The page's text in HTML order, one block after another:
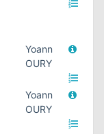
Yoann
OURY
Yoann
OURY